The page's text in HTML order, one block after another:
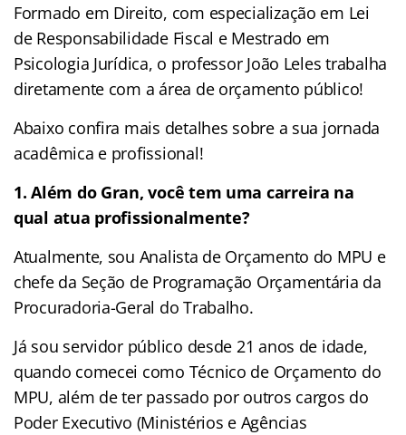
Formado em Direito, com especialização em Lei
de Responsabilidade Fiscal e Mestrado em
Psicologia Jurídica, o professor João Leles trabalha
diretamente com a área de orçamento público!
Abaixo confira mais detalhes sobre a sua jornada
acadêmica e profissional!
1. Além do Gran, você tem uma carreira na
qual atua profissionalmente?
Atualmente, sou Analista de Orçamento do MPU e
chefe da Seção de Programação Orçamentária da
Procuradoria-Geral do Trabalho.
Já sou servidor público desde 21 anos de idade,
quando comecei como Técnico de Orçamento do
MPU, além de ter passado por outros cargos do
Poder Executivo (Ministérios e Agências